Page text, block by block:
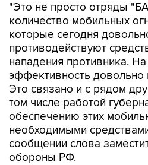
"Это не просто отряды
количество мобильных
которые сегодня
противодействуют
нападения противника.
эффективность
Это связано и с рядом
том числе работой
обеспечению этих
необходимыми
сообщении слова
обороны РФ.